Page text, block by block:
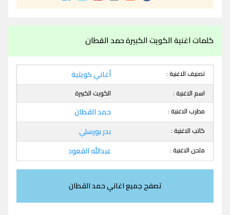
كلمات اغنية الكويت الكبيرة حمد القطان
تصنيف الاغنية : أغاني كويتية
اسم الاغنية :
الكويت الكبيرة
مطرب الاغنية :
حمد القطان
كاتب الاغنية : بدر بورسلي
ملحن الاغنية : عبدالله القعود
تصفح جميع اغاني حمد القطان